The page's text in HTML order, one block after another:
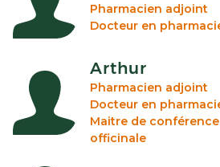
Pharmacien adjoint
Docteur en
Arthur
Pharmacien adjoint
Docteur en
Maitre de
officinale